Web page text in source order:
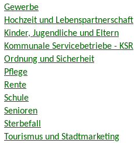
Gewerbe
Hochzeit und Lebenspartnerschaft
Kinder, Jugendliche und Eltern
Kommunale Servicebetriebe - KSR
Ordnung und Sicherheit
Pflege
Rente
Schule
Senioren
Sterbefall
Tourismus und Stadtmarketing